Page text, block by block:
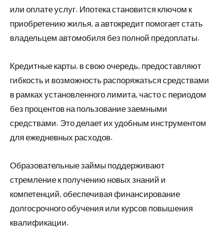
или оплате услуг. Ипотека становится ключом к
приобретению жилья, а автокредит помогает стать
владельцем автомобиля без полной предоплаты.
Кредитные карты, в свою очередь, предоставляют
гибкость и возможность распоряжаться средствами
в рамках установленного лимита, часто с периодом
без процентов на пользование заемными
средствами. Это делает их удобным инструментом
для ежедневных расходов.
Образовательные займы поддерживают
стремление к получению новых знаний и
компетенций, обеспечивая финансирование
долгосрочного обучения или курсов повышения
квалификации.